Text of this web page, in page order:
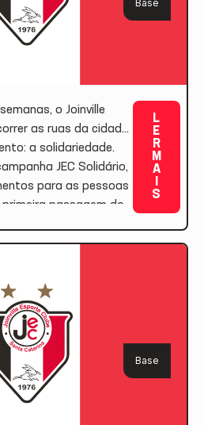
Base
o Joinville
as ruas da cidade
a solidariedade.
JEC Solidário,
para as pessoas
passagem do
às 9 […]
L
E
R
M
A
S
Base